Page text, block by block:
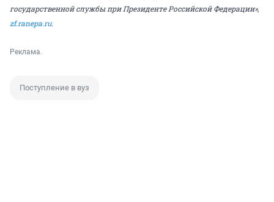
государственной службы при Президенте Российской Федерации»,
zf.ranepa.ru.
Реклама.
Поступление в вуз